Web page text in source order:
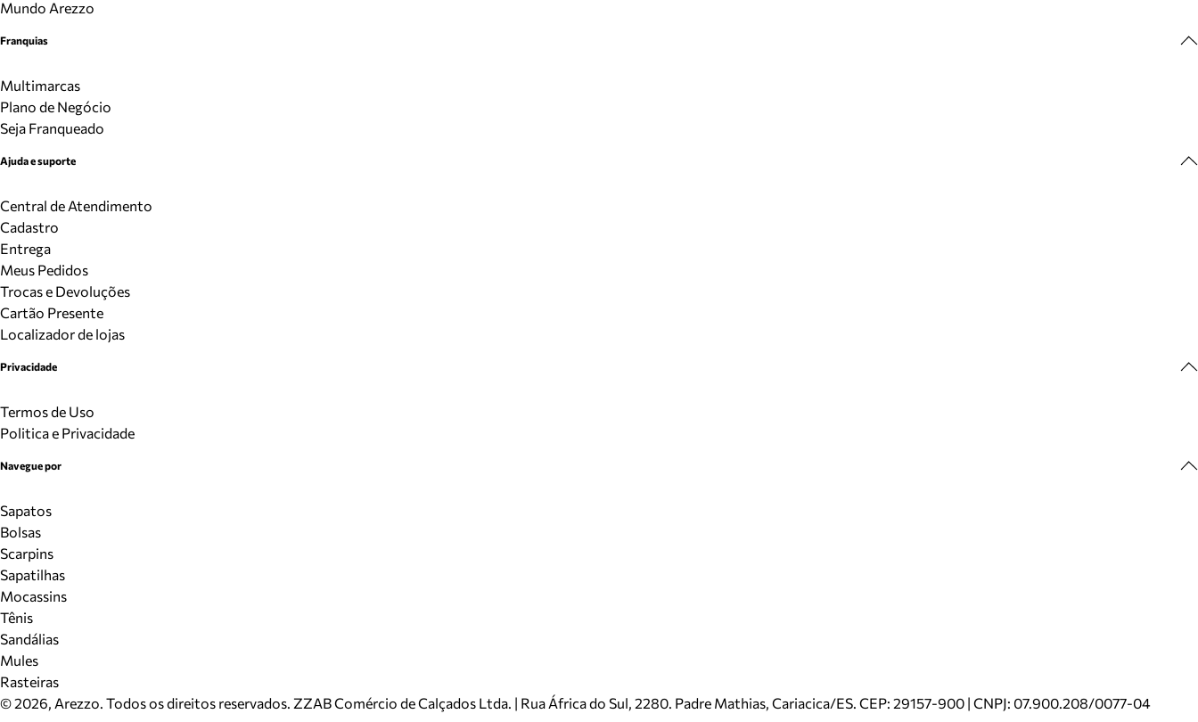
Mundo Arezzo
Franquias
Multimarcas
Plano de Negócio
Seja Franqueado
Ajuda e suporte
Central de Atendimento
Cadastro
Entrega
Meus Pedidos
Trocas e Devoluções
Cartão Presente
Localizador de lojas
Privacidade
Termos de Uso
Politica e Privacidade
Navegue por
Sapatos
Bolsas
Scarpins
Sapatilhas
Mocassins
Tênis
Sandálias
Mules
Rasteiras
©2026, Arezzo. Todos os direitos reservados. ZZAB Comércio de Calçados Ltda. | Rua África do Sul, 2280. Padre Mathias, Cariacica/ES. CEP: 29157-900 | CNPJ: 07.900.208/0077-04